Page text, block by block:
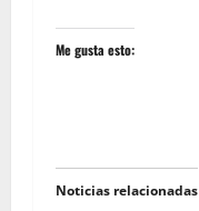
Me gusta esto:
Noticias relacionadas